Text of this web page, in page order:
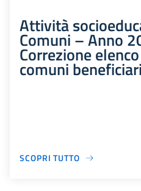
Attività
Comuni – Anno
Correzione
comuni beneficiari
SCOPRI TUTTO